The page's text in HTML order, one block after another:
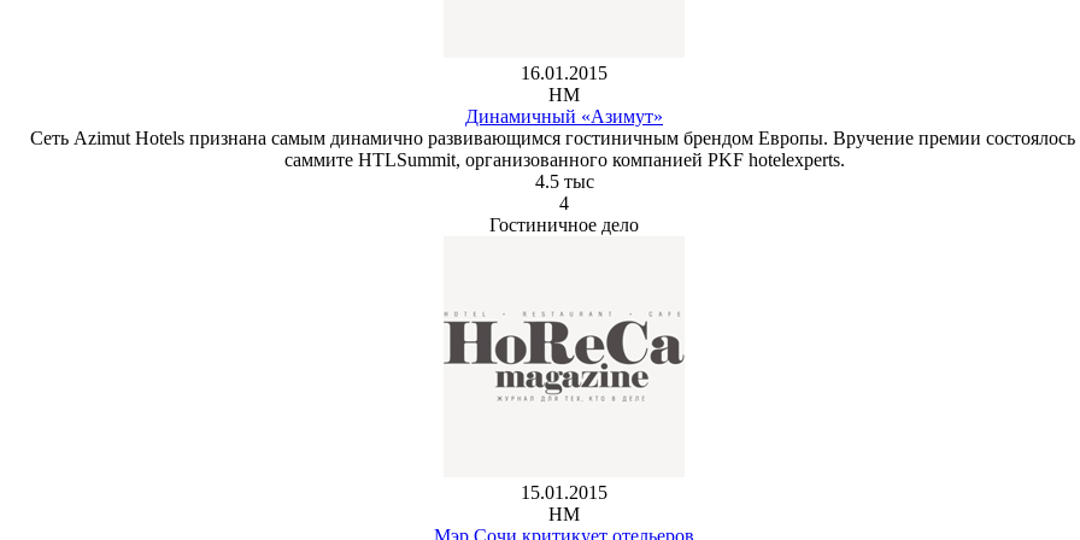
16.01.2015
HM
Динамичный «Азимут»
Сеть Azimut Hotels признана самым динамично развивающимся гостиничным брендом Европы. Вручение премии состоялось
саммите HTLSummit, организованного компанией PKF hotelexperts.
4.5 тыс
4
Гостиничное дело
15.01.2015
HM
Мэр Сочи критикует отельеров